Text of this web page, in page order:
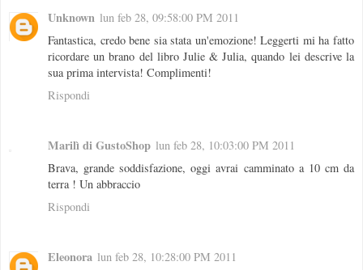
Unknown lun feb 28, 09:58:00 PM 2011
Fantastica, credo bene sia stata un'emozione! Leggerti mi ha fatto
ricordare un brano del libro Julie & Julia, quando lei descrive la
sua prima intervista! Complimenti!
Rispondi
Marilì di GustoShop lun feb 28, 10:03:00 PM 2011
Brava, grande soddisfazione, oggi avrai camminato a 10 cm da
terra ! Un abbraccio
Rispondi
Eleonora lun feb 28, 10:28:00 PM 2011